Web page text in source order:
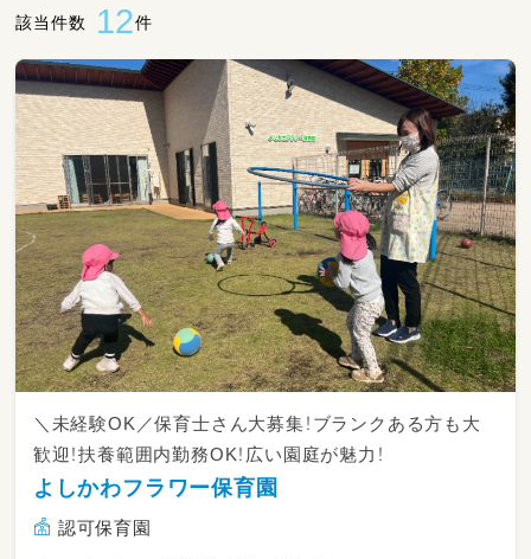
該当件数 12件
＼未経験OK／保育士さん大募集！ブランクある方も大
歓迎！扶養範囲内勤務OK！広い園庭が魅力！
よしかわフラワー保育園
認可保育園